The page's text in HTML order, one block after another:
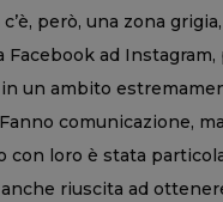
però, una zona
ad
un ambito
comunicazione,
con loro è stata
riuscita ad